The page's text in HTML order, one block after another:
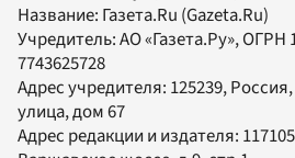
Название: Газета.Ru (Gazeta.Ru)
Учредитель:АО «Газета.Ру», ОГРН
7743625728
Адрес учредителя: 125239,
улица, дом 67
Адрес редакции и издателя: 117105